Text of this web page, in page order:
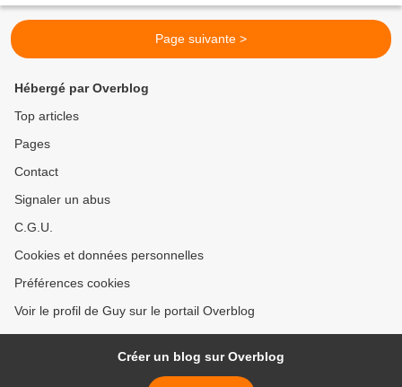
Page suivante >
Hébergé par Overblog
Top articles
Pages
Contact
Signaler un abus
C.G.U.
Cookies et données personnelles
Préférences cookies
Voir le profil de Guy sur le portail Overblog
Créer un blog sur Overblog